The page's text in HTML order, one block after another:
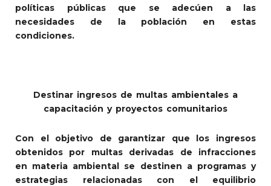
políticas públicas que se adecúen a las
necesidades de la población en estas
condiciones.
Destinar ingresos de multas ambientales a
capacitación y proyectos comunitarios
Con el objetivo de garantizar que los ingresos
obtenidos por multas derivadas de infracciones
en materia ambiental se destinen a programas y
estrategias relacionadas con el equilibrio